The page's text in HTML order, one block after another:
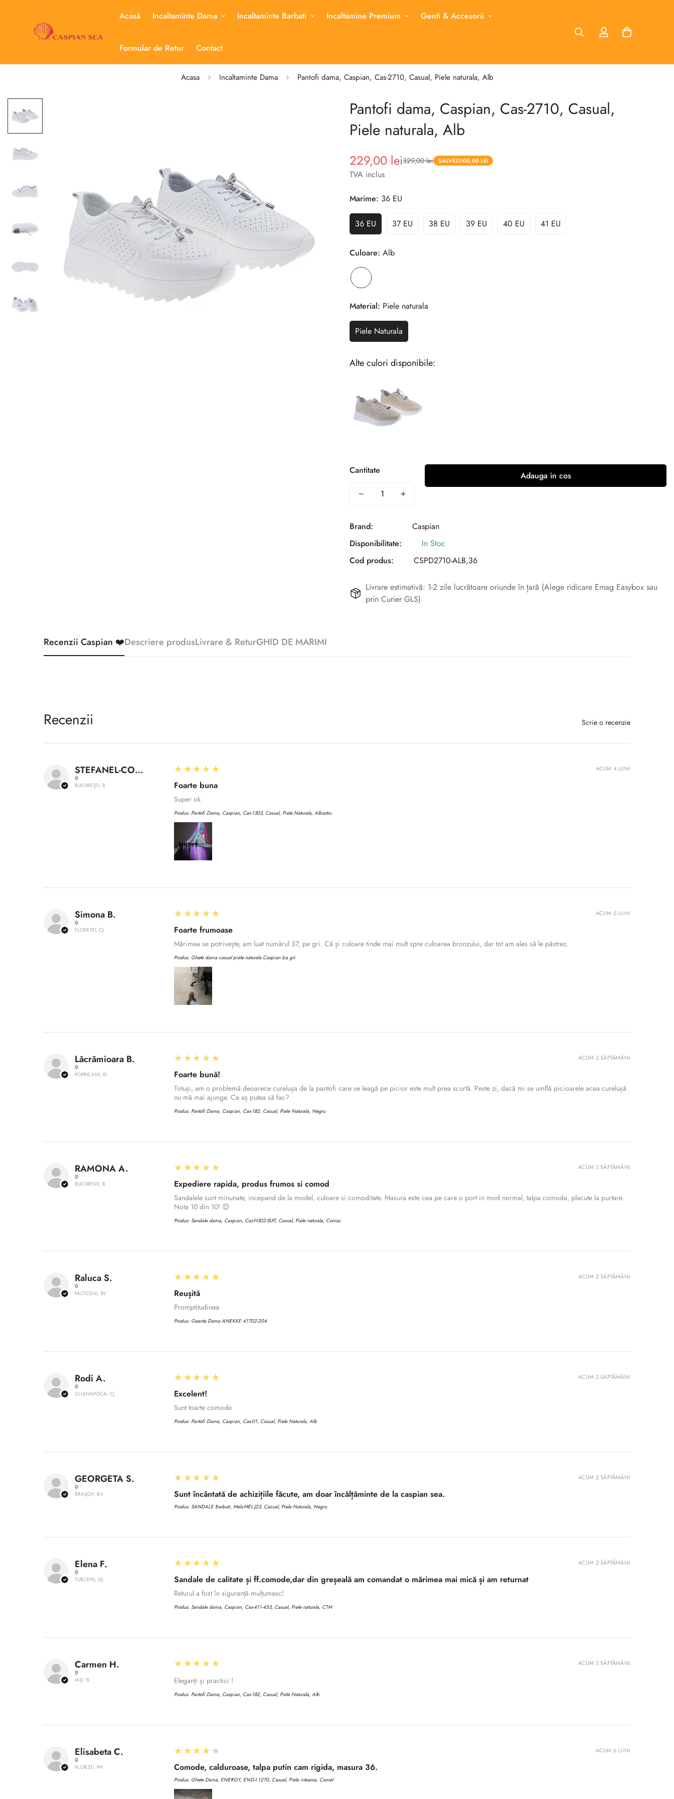
Acasă Incaltaminte Dama Incaltaminte Barbati Incaltamine Premium Genti & Accesorii
Formular de Retur Contact
Acasa Incaltaminte Dama Pantofi dama, Caspian, Cas-2710, Casual, Piele naturala, Alb
Pantofi dama, Caspian, Cas-2710, Casual,
Piele naturala, Alb
Pret
redus
229,00 lei
Pret 329,00 lei SALVEZI100,00 LEI
TVA inclus
Marime: 36 EU
36 EU 37 EU 38 EU 39 EU 40 EU 41 EU
Culoare: Alb
Material: Piele naturala
Piele Naturala
Alte culori disponibile:
Cantitate Adauga in cos
Brand:
Caspian
Disponibilitate:
In Stoc
Cod produs:
CSPD2710-ALB,36
Livrare estimativă: 1-2 zile lucrătoare oriunde în țară (Alege ridicare Emag Easybox sau
prin Curier GLS)
Recenzii Caspian ❤️Descriere produsLivrare & ReturGHID DE MARIMI
Recenzii Scrie o recenzie
STEFANEL-CONSTANTIN A.
BUCUREȘTI, B
5
★★★★★
Foarte buna
Super ok
Produs: Pantofi Dama, Caspian, Cas-1303, Casual, Piele Naturala, Albastru
ACUM 4 LUNI
Simona B.
FLORESTI, CJ
5
★★★★★
Foarte frumoase
Mărimea se potrivește, am luat numărul 37, pe gri. Că și culoare tinde mai mult spre culoarea bronzului, dar tot am ales să le păstrez.
Produs: Ghete dama casual piele naturala Caspian Iza gri
ACUM 5 LUNI
Lăcrămioara B.
POPRICANI, IS
5
★★★★★
Foarte bună!
Totuși, am o problemă deoarece curelușa de la pantofi care se leagă pe picior este mult prea scurtă. Peste zi, dacă mi se umflă picioarele acea curelușă
nu mă mai ajunge. Ce aș putea să fac?
Produs: Pantofi Dama, Caspian, Cas-182, Casual, Piele Naturala, Negru
ACUM 2 SĂPTĂMÂNI
RAMONA A.
BUCURESTI, B
5
★★★★★
Expediere rapida, produs frumos si comod
Sandalele sunt minunate, incepand de la model, culoare si comoditate. Masura este cea pe care o port in mod normal, talpa comoda, placute la purtare.
Nota 10 din 10! 😊
Produs: Sandale dama, Caspian, Cas-H302-SUIT, Casual, Piele naturala, Coniac
ACUM 3 SĂPTĂMÂNI
Raluca S.
FĂLTICENI, SV
5
★★★★★
Reușită
Promptitudinea
Produs: Geanta Dama ANEKKE 41702-204
ACUM 2 SĂPTĂMÂNI
Rodi A.
CLUJ-NAPOCA, CJ
5
★★★★★
Excelent!
Sunt toarte comode
Produs: Pantofi Dama, Caspian, Cas-01, Casual, Piele Naturala, Alb
ACUM 2 SĂPTĂMÂNI
GEORGETA S.
BRAȘOV, BV
5
★★★★★
Sunt încântată de achizițiile făcute, am doar încălțăminte de la caspian sea.
Produs: SANDALE Barbati, Mels-MEL-J23, Cazual, Piele Naturala, Negru
ACUM 2 SĂPTĂMÂNI
Elena F.
TURCENI, GJ
5
★★★★★
Sandale de calitate și ff.comode,dar din greșeală am comandat o mărimea mai mică și am returnat
Returul a fost în siguranță mulțumesc!
Produs: Sandale dama, Caspian, Cas-411-453, Casual, Piele naturala, CTM
ACUM 2 SĂPTĂMÂNI
Carmen H.
IAȘI, IS
5
★★★★★
Eleganți și practici !
Produs: Pantofi Dama, Caspian, Cas-182, Casual, Piele Naturala, Alb
ACUM 3 SĂPTĂMÂNI
Elisabeta C.
PLOIESTI, PH
4
★★★★★
Comode, calduroase, talpa putin cam rigida, masura 36.
Produs: Ghete Dama, ENERGY, ENG-I 1270, Casual, Piele intoarsa, Camel
ACUM 6 LUNI
Confirm your age